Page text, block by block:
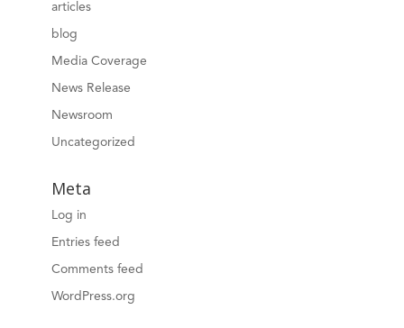
articles
blog
Media Coverage
News Release
Newsroom
Uncategorized
Meta
Log in
Entries feed
Comments feed
WordPress.org